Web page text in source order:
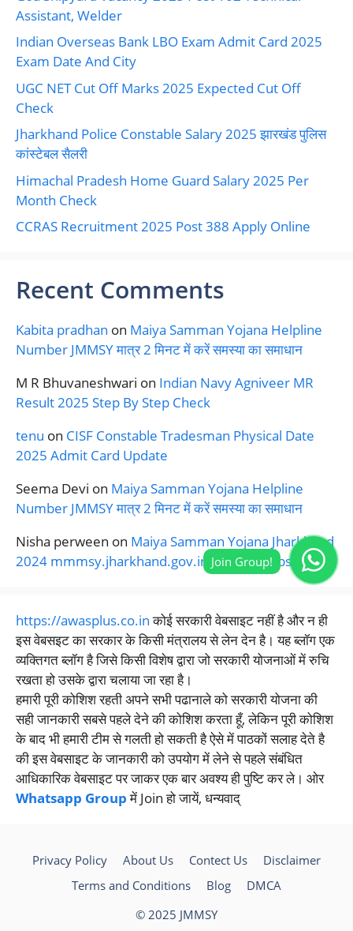
Assistant, Welder
Indian Overseas Bank LBO Exam Admit Card 2025
Exam Date And City
UGC NET Cut Off Marks 2025 Expected Cut Off
Check
Jharkhand Police Constable Salary 2025 झारखंड पुलिस
कांस्टेबल सैलरी
Himachal Pradesh Home Guard Salary 2025 Per
Month Check
CCRAS Recruitment 2025 Post 388 Apply Online
Recent Comments
Kabita pradhan on Maiya Samman Yojana Helpline
Number JMMSY मात्र 2 मिनट में करें समस्या का समाधान
M R Bhuvaneshwari on Indian Navy Agniveer MR
Result 2025 Step By Step Check
tenu on CISF Constable Tradesman Physical Date
2025 Admit Card Update
Seema Devi on Maiya Samman Yojana Helpline
Number JMMSY मात्र 2 मिनट में करें समस्या का समाधान
Nisha perween on Maiya Samman Yojana Jharkhand
2024 mmmsy.jharkhand.gov.in Official Website
https://awasplus.co.inकोई सरकारी वेबसाइट नहीं है और न ही
इस वेबसइट का सरकार के किसी मंत्रालय से लेन देन है। यह ब्लॉग एक
व्यक्तिगत ब्लॉग है जिसे किसी विशेष द्वारा जो सरकारी योजनाओं में रुचि
रखता हो उसके द्वारा चलाया जा रहा है।
हमारी पूरी कोशिश रहती अपने सभी पढानाले को सरकारी योजना की
सही जानकारी सबसे पहले देने की कोशिश करता हूँ, लेकिन पूरी कोशिश
के बाद भी हमारी टीम से गलती हो सकती है ऐसे में पाठकों सलाह देते है
की इस वेबसाइट के जानकारी को उपयोग में लेने से पहले संबंधित
आधिकारिक वेबसाइट पर जाकर एक बार अवश्य ही पुष्टि कर ले। ओर
Whatsapp Groupमें Join हो जायें, धन्यवाद्
Privacy Policy About Us Contect Us
Disclaimer
Terms and Conditions
Blog
DMCA
© 2025 JMMSY